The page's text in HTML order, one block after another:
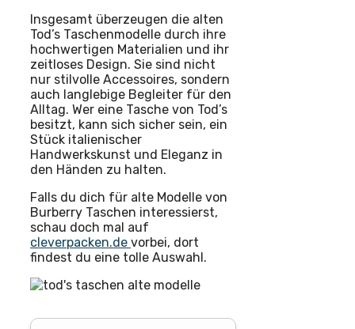
Insgesamt überzeugen die alten
Tod’s Taschenmodelle durch ihre
hochwertigen Materialien und ihr
zeitloses Design. Sie sind nicht
nur stilvolle Accessoires, sondern
auch langlebige Begleiter für den
Alltag. Wer eine Tasche von Tod’s
besitzt, kann sich sicher sein, ein
Stück italienischer
Handwerkskunst und Eleganz in
den Händen zu halten.
Falls du dich für alte Modelle von
Burberry Taschen interessierst,
schau doch mal auf
cleverpacken.de vorbei, dort
findest du eine tolle Auswahl.